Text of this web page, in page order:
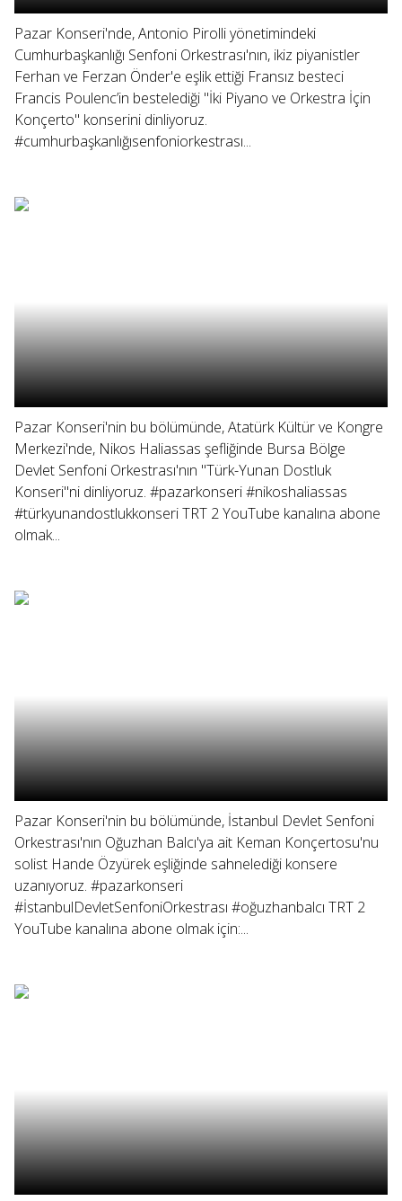
Pazar Konseri'nde, Antonio Pirolli yönetimindeki
Cumhurbaşkanlığı Senfoni Orkestrası'nın, ikiz piyanistler
Ferhan ve Ferzan Önder'e eşlik ettiği Fransız besteci
Francis Poulenc’in bestelediği "İki Piyano ve Orkestra İçin
Konçerto" konserini dinliyoruz.
#cumhurbaşkanlığısenfoniorkestrası...
Pazar Konseri'nin bu bölümünde, Atatürk Kültür ve Kongre
Merkezi'nde, Nikos Haliassas şefliğinde Bursa Bölge
Devlet Senfoni Orkestrası'nın "Türk-Yunan Dostluk
Konseri"ni dinliyoruz. #pazarkonseri #nikoshaliassas
#türkyunandostlukkonseri TRT 2 YouTube kanalına abone
olmak...
Pazar Konseri'nin bu bölümünde, İstanbul Devlet Senfoni
Orkestrası'nın Oğuzhan Balcı'ya ait Keman Konçertosu'nu
solist Hande Özyürek eşliğinde sahnelediği konsere
uzanıyoruz. #pazarkonseri
#İstanbulDevletSenfoniOrkestrası #oğuzhanbalcı TRT 2
YouTube kanalına abone olmak için:...